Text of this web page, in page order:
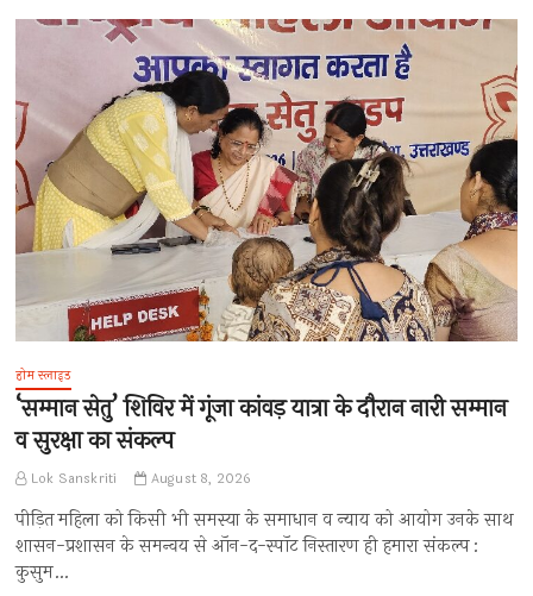
होम स्लाइड
‘सम्मान सेतु’ शिविर में गूंजा कांवड़ यात्रा के दौरान नारी सम्मान
व सुरक्षा का संकल्प
Lok Sanskriti August 8, 2026
पीड़ित महिला को किसी भी समस्या के समाधान व न्याय को आयोग उनके साथ
शासन-प्रशासन के समन्वय से ऑन-द-स्पॉट निस्तारण ही हमारा संकल्प :
कुसुम…